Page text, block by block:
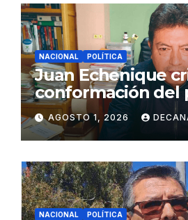
NACIONAL POLÍTICA
Juan Echenique
conformación del
gabinete
Fujimori
AGOSTO 1, 2026
NACIONAL POLÍTICA